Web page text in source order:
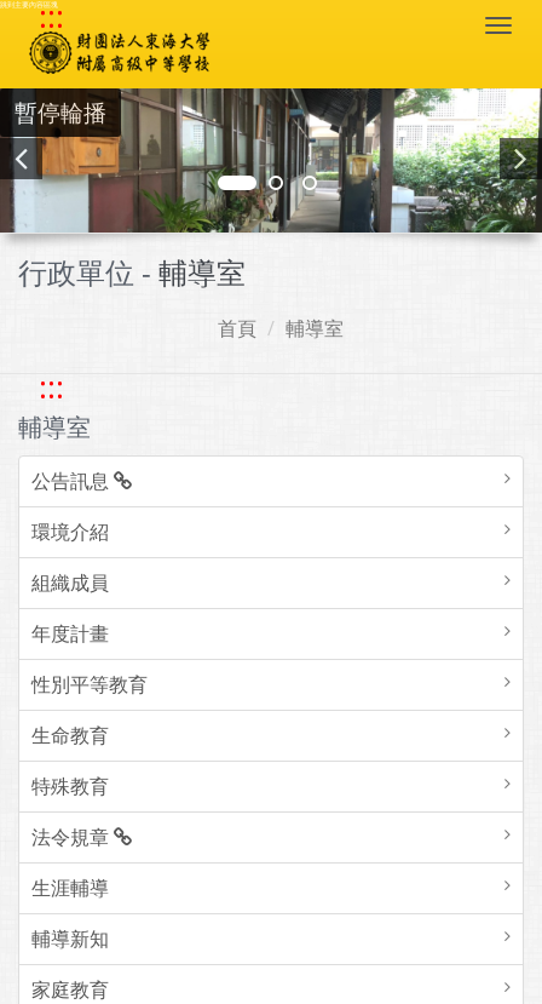
跳到主要內容區塊
:::
暫停輪播
行政單位 - 輔導室
首頁 輔導室
:::
輔導室
公告訊息
環境介紹
組織成員
年度計畫
性別平等教育
生命教育
特殊教育
法令規章
生涯輔導
輔導新知
家庭教育